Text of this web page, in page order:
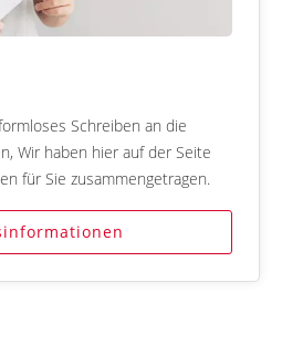
Schreiben an die
Wir haben hier auf der Seite
für Sie zusammengetragen.